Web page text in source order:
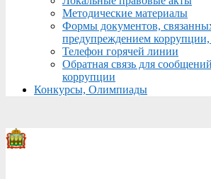
Методические материалы
Формы документов,
предупреждением коррупции,
Телефон горячей линии
Обратная связь для
коррупции
Конкурсы, Олимпиады